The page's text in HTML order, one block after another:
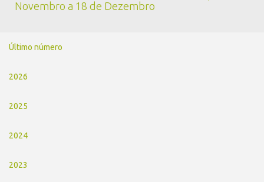
Novembro a 18 de Dezembro
Último número
2026
2025
2024
2023